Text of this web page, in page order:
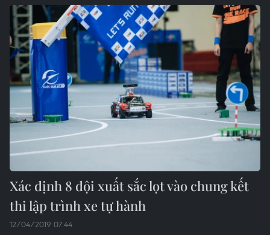
Xác định 8 đội xuất sắc lọt vào chung kết
thi lập trình xe tự hành
12/04/2019 07:44